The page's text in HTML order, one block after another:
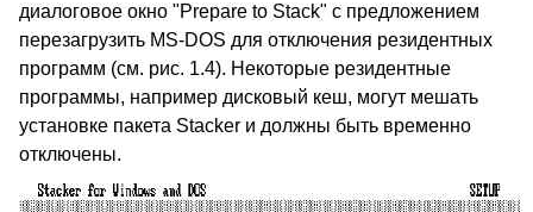
диалоговое окно "Prepare to Stack" с предложением
перезагрузить MS-DOS для отключения резидентных
программ (см. рис. 1.4). Некоторые резидентные
программы, например дисковый кеш, могут мешать
установке пакета Stacker и должны быть временно
отключены.